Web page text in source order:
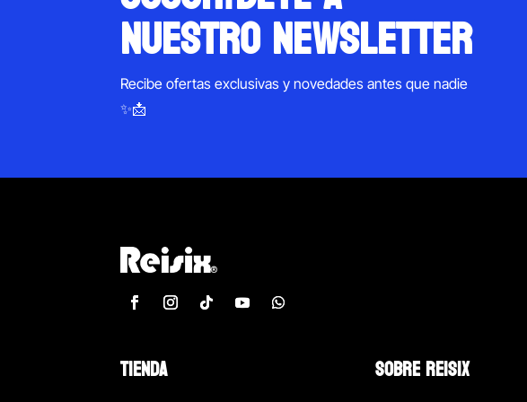
nuestro newsletter
Recibe ofertas exclusivas y novedades antes que nadie
✨📩
TIENDA SOBRE REISIX